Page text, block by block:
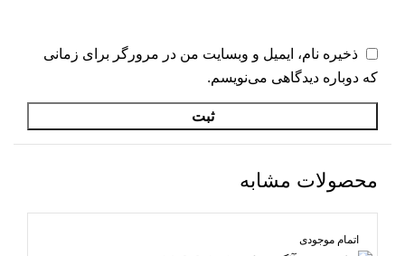
ذخیره نام، ایمیل و وبسایت من در مرورگر برای زمانی
که دوباره دیدگاهی می‌نویسم.
محصولات مشابه
اتمام موجودی